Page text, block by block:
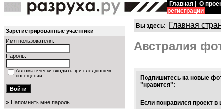
Главная
О
регистрации
Зарегистрированные участники
Имя пользователя:
Пароль:
Автоматически входить при следующем
посещении
» Напомнить мне пароль
Вы здесь: Главная
Австралия
Подпишитесь на новые
"нравится":
Если понравился проект